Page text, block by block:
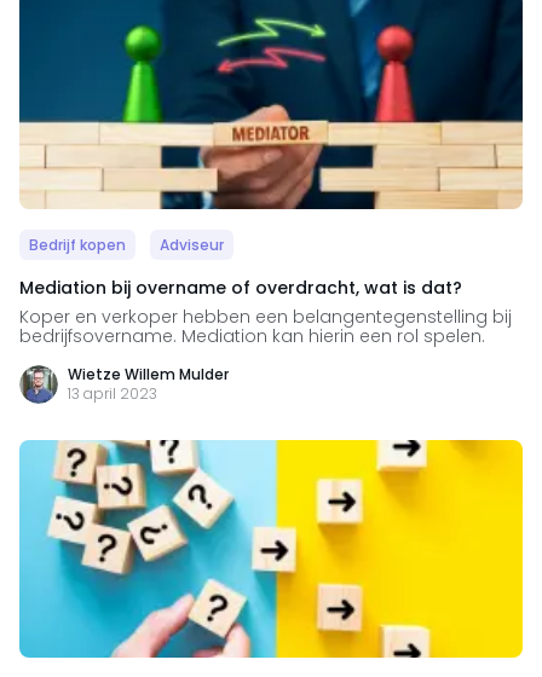
Bedrijf kopen Adviseur
Mediation bij overname of overdracht, wat is dat?
Koper en verkoper hebben een belangentegenstelling bij
bedrijfsovername. Mediation kan hierin een rol spelen.
Wietze Willem Mulder
13 april 2023